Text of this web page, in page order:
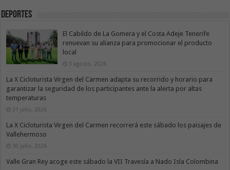
Deportes
El Cabildo de La Gomera y el Costa Adeje Tenerife
renuevan su alianza para promocionar el producto
local
3 agosto, 2026
La X Cicloturista Virgen del Carmen adapta su recorrido y horario para
garantizar la seguridad de los participantes ante la alerta por altas
temperaturas
31 julio, 2026
La X Cicloturista Virgen del Carmen recorrerá este sábado los paisajes de
Vallehermoso
30 julio, 2026
Valle Gran Rey acoge este sábado la VII Travesía a Nado Isla Colombina